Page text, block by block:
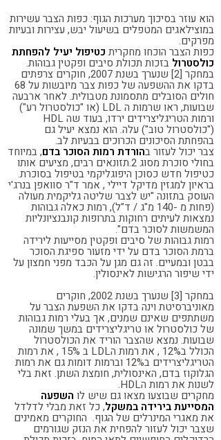
הוא עוזר בסיכוך מערכות הגוף: כפות הצבר עשירות
במוצילאגים המטפלים בשיעול יבש, עצירות ובעיות
מפרקים.
כפות הצבר הוכחו מחקרית כטיפול יעיל להפחתת
כולסטרול בזכות תכולת סיבים ופקטין גבוהות.
במחקר [2] שנערך בשנת 2007, חוקרים צרפתים
בדקו את ההשפעה של כפות צבר מיובשות על 68
חולים הסובלים מתסמונת מטבולית. לאחר ארבעה
שבועות, ראו שרמות ה LDL (או "כולסטרול רע")
ורמות הטריגליצרידים ירדו, בעוד שה HDL
("כולסטרול טוב") עלה. הוא נמצא יעיל גם
בהפחתת הסיכונים הכרוכים בבעיות לב.
צבר יכול לעזור בהורדת רמות הסוכר בדם, במיוחד
בחולי סוכרת מסוג 2.תזונאים רבים, מציעים אותו
כטיפול חדש כסוכן היפוגליקמי בטיפול בסוכרת.
בראיון למגזין מדיקל דיילי , אמר ד"ר סוואפן בנרג'י
העוסק בתזונה "יש לצבר שליטה גליקמית מעולה
(פחות מ -140 מ"ג / ד"ל), רמות כאלה גבוהות
נמצאות לעיתים רחוקות בתרופות קונבנציונליות
המשמשות לסוכר בדם".
רמות גבוהות של סיבים ופקטין מסייעות לירידה
ברמת הסוכר בדם על ידי מזעור ספיגת הסוכר
בבטן ובמעיים. זה גם מגן על הכבד מפני חמצון על
ידי שיפור הרגישות לאינסולין.
במחקר [3] שנערך בשנת 2002, חוקרים
מאוניברסיטת וינה בדקו את השפעת הצבר על
משתתפים שאינם שמנים, אך בעלי רמות גבוהות
של כולסטרול או טריגליצרידים במשך שמונה
שבועות. נמצא שהצבר הוריד את הכולסטרול
הכולל ב12% , את רמות הLDL ב 15% , את רמות
הטריגליצרידים ב12% וברמות דומות גם את רמות
הגלוקוז בדם, האינסולית, חומצת השתן. זאת בלי
לשנות את רמות הHDL.
מחקרים שבוצעו מצאו גם שיש לו השפעה
המסייעת בירידה במשקל, כל זאת מבלי לדלדל
את מאגרי המינרלים של הגוף. החוקרים מאמינים
שצבר יכול לעזור להפחית את הנזק שגורמים